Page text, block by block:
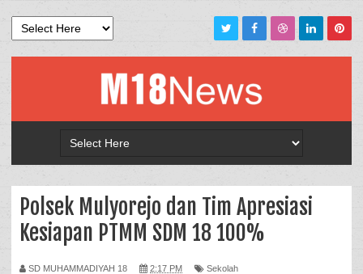
Polsek Mulyorejo dan Tim Apresiasi
Kesiapan PTMM SDM 18 100%
SD MUHAMMADIYAH 18 2:17 PM Sekolah